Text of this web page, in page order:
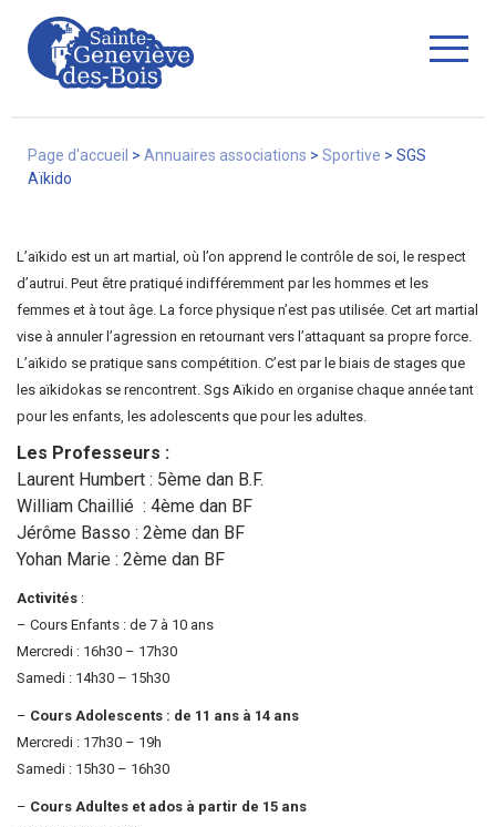
La Ville
Services
Commerces/associations
Sortir à Ste Gen’
Page d'accueil > Annuaires associations > Sportive > SGS
Aïkido
L’aïkido est un art martial, où l’on apprend le contrôle de soi, le respect
d’autrui. Peut être pratiqué indifféremment par les hommes et les
femmes et à tout âge. La force physique n’est pas utilisée. Cet art martial
vise à annuler l’agression en retournant vers l’attaquant sa propre force.
L’aïkido se pratique sans compétition. C’est par le biais de stages que
les aïkidokas se rencontrent. Sgs Aïkido en organise chaque année tant
pour les enfants, les adolescents que pour les adultes.
Les Professeurs :
Laurent Humbert : 5ème dan B.F.
William Chaillié : 4ème dan BF
Jérôme Basso : 2ème dan BF
Yohan Marie : 2ème dan BF
Activités :
– Cours Enfants : de 7 à 10 ans
Mercredi : 16h30 – 17h30
Samedi : 14h30 – 15h30
– Cours Adolescents : de 11 ans à 14 ans
Mercredi : 17h30 – 19h
Samedi : 15h30 – 16h30
– Cours Adultes et ados à partir de 15 ans